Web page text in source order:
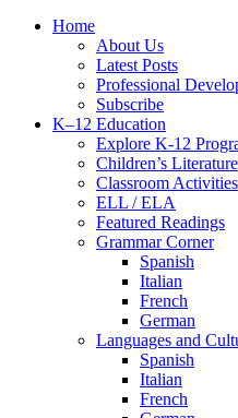
Close
Home
About Us
Latest Posts
Professional
Subscribe
K–12 Education
Explore K-12
Children’s Literature
Classroom Activities
ELL / ELA
Featured Readings
Grammar Corner
Spanish
Italian
French
German
Languages and
Spanish
Italian
French